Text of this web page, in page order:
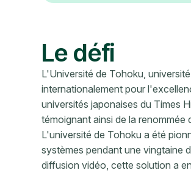
Le défi
L'Université de Tohoku,
internationalement pour
universités japonaises du Times
témoignant ainsi de la
L'université de Tohoku a été
systèmes pendant une vingtaine
diffusion vidéo, cette solution a